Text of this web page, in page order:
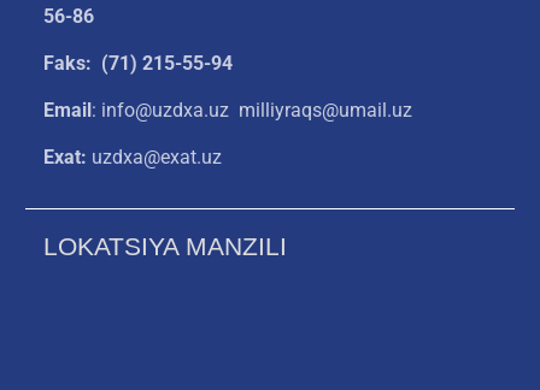
56-86
Faks: (71) 215-55-94
Email: info@uzdxa.uz milliyraqs@umail.uz
Exat: uzdxa@exat.uz
LOKATSIYA MANZILI